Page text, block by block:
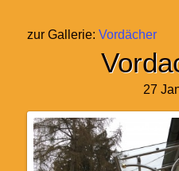
zur Gallerie: Vordächer
27